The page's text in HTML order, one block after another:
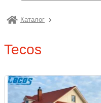
Каталог
Tecos